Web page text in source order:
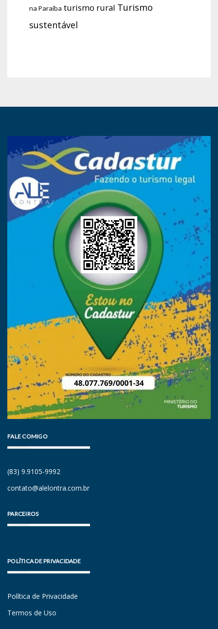
na Paraíba turismo rural Turismo
sustentável
FALE COMIGO
(83) 9.9105-9992
contato@alelontra.com.br
PARCEIROS
POLÍTICA DE PRIVACIDADE
Política de Privacidade
Termos de Uso